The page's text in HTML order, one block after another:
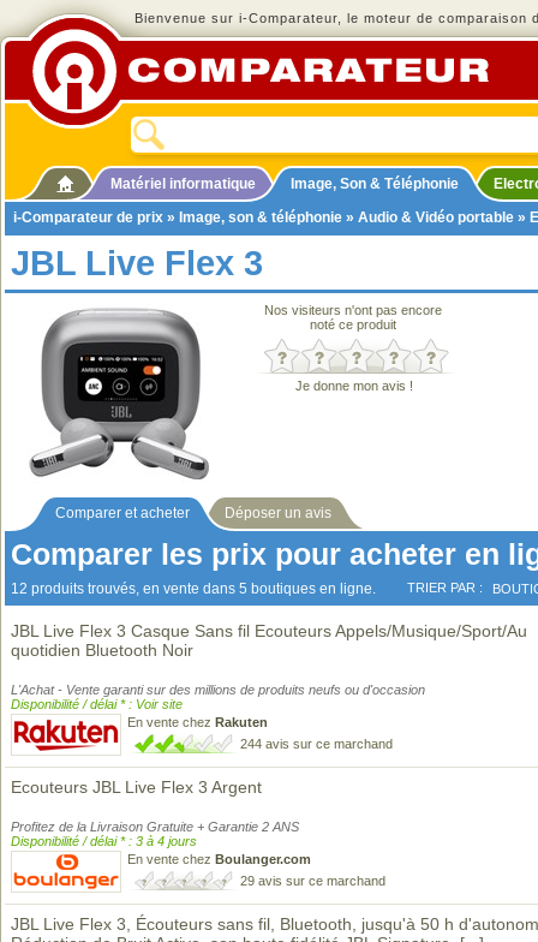
Bienvenue sur i-Comparateur, le moteur de comparaison
Matériel informatique Image, Son & Téléphonie
i-Comparateur de prix » Image, son & téléphonie » Audio & Vidéo portable »
JBL Live Flex 3
Nos visiteurs n'ont pas encore
noté ce produit
Je donne mon avis !
Comparer et acheter Déposer un avis
Comparer les prix pour acheter en
12 produits trouvés, en vente dans 5 boutiques en ligne. TRIER PAR :
JBL Live Flex 3 Casque Sans fil Ecouteurs Appels/Musique/Sport/Au
quotidien Bluetooth Noir
L'Achat - Vente garanti sur des millions de produits neufs ou d'occasion
Disponibilité / délai * : Voir site
En vente chez Rakuten
244 avis sur ce marchand
Ecouteurs JBL Live Flex 3 Argent
Profitez de la Livraison Gratuite + Garantie 2 ANS
Disponibilité / délai * : 3 à 4 jours
En vente chez Boulanger.com
29 avis sur ce marchand
JBL Live Flex 3, Écouteurs sans fil, Bluetooth, jusqu'à 50 h